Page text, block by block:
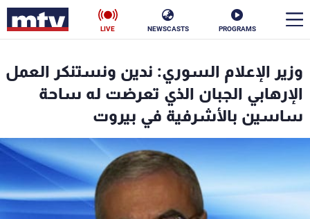
PROGRAMS
NEWSCASTS
LIVE
وزير الإعلام السوري: ندين ونستنكر العمل
الإرهابي الجبان الذي تعرضت له ساحة
ساسين بالأشرفية في بيروت
الأخبار
ناس
إقتصاد فن
منوعات